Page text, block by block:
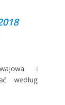
i
według